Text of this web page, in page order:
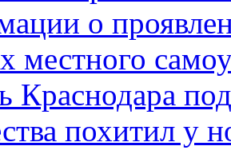
о
местного
Краснодара
похитил у